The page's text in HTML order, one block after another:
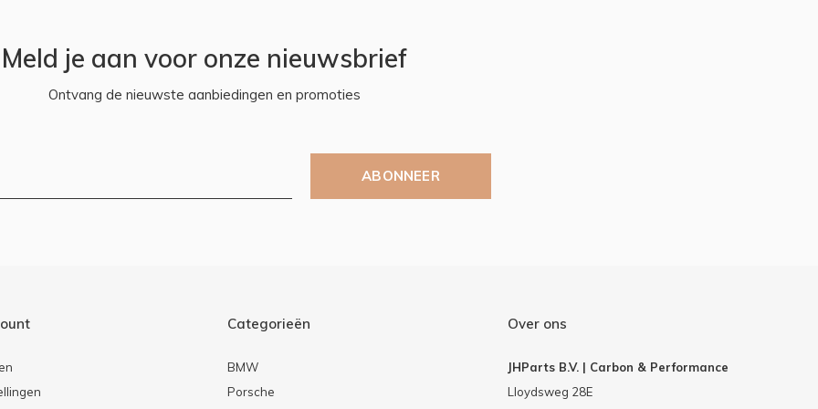
Meld je aan voor onze nieuwsbrief
Ontvang de nieuwste aanbiedingen en promoties
ABONNEER
Categorieën
BMW
Porsche
Over ons
JHParts B.V. | Carbon & Performance
Lloydsweg 28E